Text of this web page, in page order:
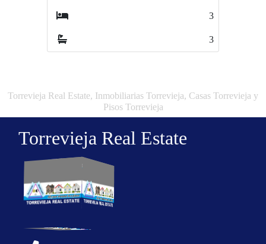
Torrevieja Real Estate, Inmobiliarias Torrevieja, Casas Torrevieja y
Pisos Torrevieja
Torrevieja Real Estate